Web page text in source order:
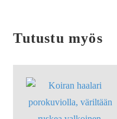
Tutustu myös